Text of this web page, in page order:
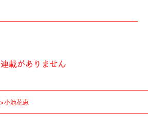
連載がありません
小池花恵